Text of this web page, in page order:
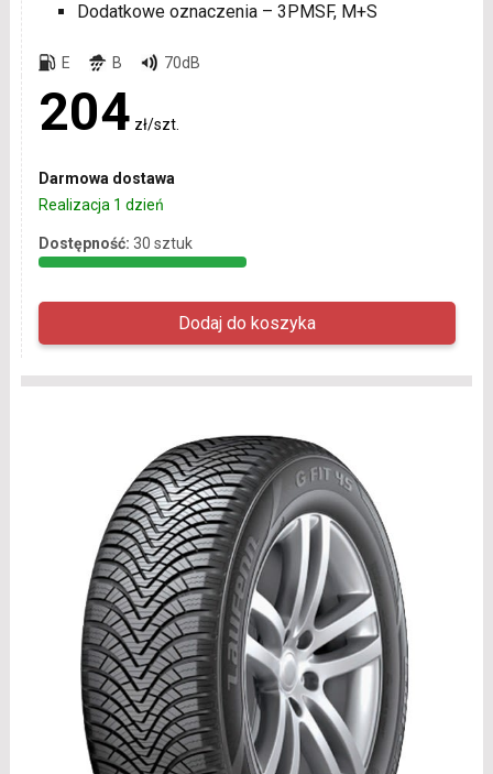
Dodatkowe oznaczenia – 3PMSF, M+S
E B 70dB
204 zł/szt.
Darmowa dostawa
Realizacja 1 dzień
Dostępność: 30 sztuk